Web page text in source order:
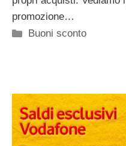
promozione…
Categorie
Buoni sconto